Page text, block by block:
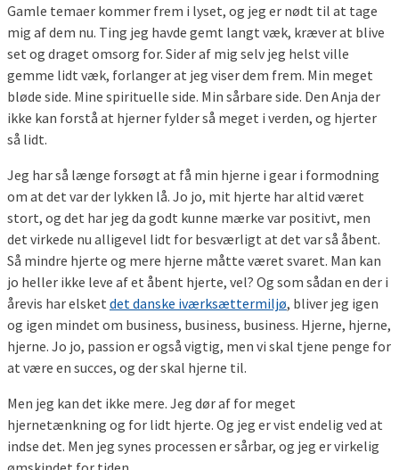
Gamle temaer kommer frem i lyset, og jeg er nødt til at tage
mig af dem nu. Ting jeg havde gemt langt væk, kræver at blive
set og draget omsorg for. Sider af mig selv jeg helst ville
gemme lidt væk, forlanger at jeg viser dem frem. Min meget
bløde side. Mine spirituelle side. Min sårbare side. Den Anja der
ikke kan forstå at hjerner fylder så meget i verden, og hjerter
så lidt.
Jeg har så længe forsøgt at få min hjerne i gear i formodning
om at det var der lykken lå. Jo jo, mit hjerte har altid været
stort, og det har jeg da godt kunne mærke var positivt, men
det virkede nu alligevel lidt for besværligt at det var så åbent.
Så mindre hjerte og mere hjerne måtte været svaret. Man kan
jo heller ikke leve af et åbent hjerte, vel? Og som sådan en der i
årevis har elsket det danske iværksættermiljø, bliver jeg igen
og igen mindet om business, business, business. Hjerne, hjerne,
hjerne. Jo jo, passion er også vigtig, men vi skal tjene penge for
at være en succes, og der skal hjerne til.
Men jeg kan det ikke mere. Jeg dør af for meget
hjernetænkning og for lidt hjerte. Og jeg er vist endelig ved at
indse det. Men jeg synes processen er sårbar, og jeg er virkelig